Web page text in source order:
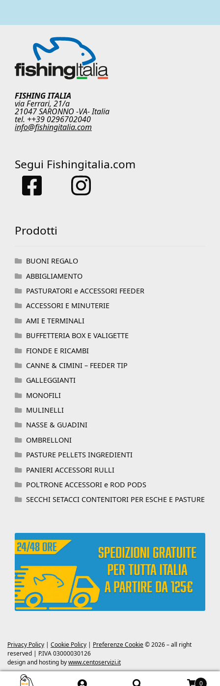
FISHING ITALIA
via Ferrari, 21/a
21047 SARONNO -VA- Italia
tel. ++39 0296702040
info@fishingitalia.com
Segui Fishingitalia.com
Prodotti
BUONI REGALO
ABBIGLIAMENTO
PASTURATORI e ACCESSORI FEEDER
ACCESSORI E MINUTERIE
AMI E TERMINALI
BUFFETTERIA BOX E VALIGETTE
FIONDE E RICAMBI
CANNE & CIMINI – FEEDER TIP
GALLEGGIANTI
MONOFILI
MULINELLI
NASSE & GUADINI
OMBRELLONI
PASTURE PELLETS INGREDIENTI
PANIERI ACCESSORI RULLI
POLTRONE ACCESSORI e ROD PODS
SECCHI SETACCI CONTENITORI PER ESCHE E PASTURE
Privacy Policy | Cookie Policy | Preferenze Cookie© 2026 – all right
reserved | P.IVA 03000030126
design and hosting bywww.centoservizi.it
0